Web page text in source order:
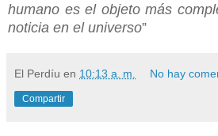
humano es el objeto más
noticia en el universo”
El Perdíu en 10:13 a. m. No hay
Compartir